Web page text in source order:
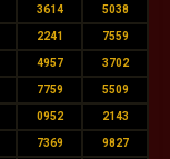
3614 5038
2241 7559
4957 3702
7759 5509
0952 2143
7369 9827